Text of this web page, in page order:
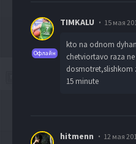
Офлайн
TIMKALU 15 мая
kto na odnom
chetviortavo raza
dosmotret,slishkom
15 minute
hitmenn 12 мая